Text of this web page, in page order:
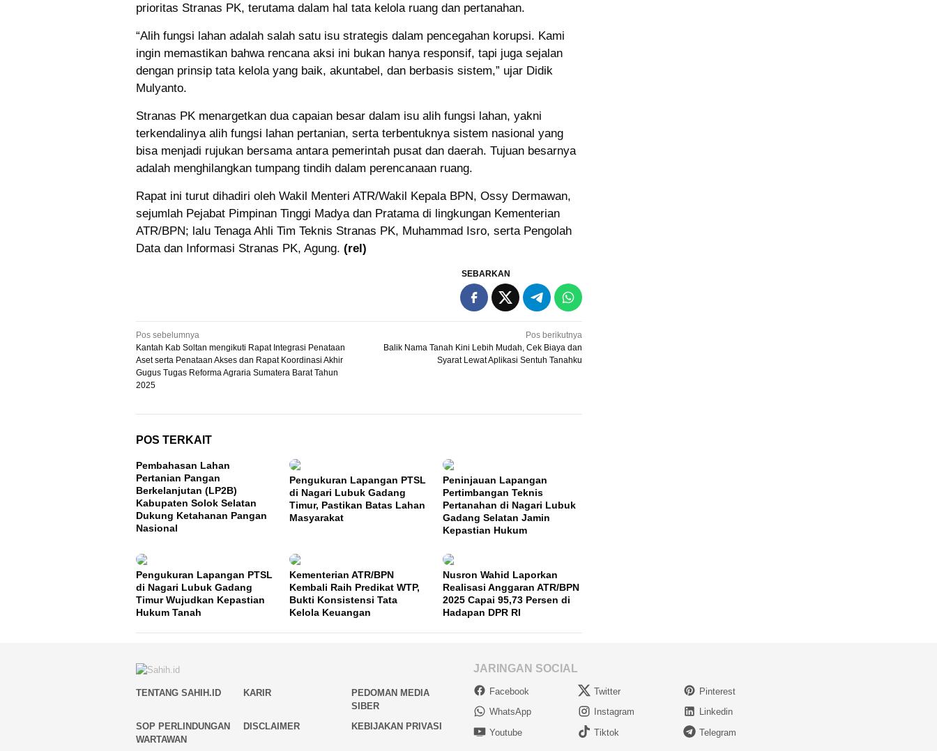
prioritas Stranas PK, terutama dalam hal tata kelola ruang dan pertanahan.
“Alih fungsi lahan adalah salah satu isu strategis dalam pencegahan korupsi. Kami
ingin memastikan bahwa rencana aksi ini bukan hanya responsif, tapi juga sejalan
dengan prinsip tata kelola yang baik, akuntabel, dan berbasis sistem,” ujar Didik
Mulyanto.
Stranas PK menargetkan dua capaian besar dalam isu alih fungsi lahan, yakni
terkendalinya alih fungsi lahan pertanian, serta terbentuknya sistem nasional yang
bisa menjadi rujukan bersama antara pemerintah pusat dan daerah. Tujuan besarnya
adalah menghilangkan tumpang tindih dalam perencanaan ruang.
Rapat ini turut dihadiri oleh Wakil Menteri ATR/Wakil Kepala BPN, Ossy Dermawan,
sejumlah Pejabat Pimpinan Tinggi Madya dan Pratama di lingkungan Kementerian
ATR/BPN; lalu Tenaga Ahli Tim Teknis Stranas PK, Muhammad Isro, serta Pengolah
Data dan Informasi Stranas PK, Agung. (rel)
SEBARKAN
Navigasi
pos
Pos sebelumnya
Kantah Kab Soltan mengikuti Rapat Integrasi Penataan
Aset serta Penataan Akses dan Rapat Koordinasi Akhir
Gugus Tugas Reforma Agraria Sumatera Barat Tahun
2025
Pos berikutnya
Balik Nama Tanah Kini Lebih Mudah, Cek Biaya dan
Syarat Lewat Aplikasi Sentuh Tanahku
POS TERKAIT
Pembahasan Lahan
Pertanian Pangan
Berkelanjutan (LP2B)
Kabupaten Solok Selatan
Dukung Ketahanan Pangan
Nasional
Pengukuran Lapangan PTSL
di Nagari Lubuk Gadang
Timur, Pastikan Batas Lahan
Masyarakat
Peninjauan Lapangan
Pertimbangan Teknis
Pertanahan di Nagari Lubuk
Gadang Selatan Jamin
Kepastian Hukum
Pengukuran Lapangan PTSL
di Nagari Lubuk Gadang
Timur Wujudkan Kepastian
Hukum Tanah
Kementerian ATR/BPN
Kembali Raih Predikat WTP,
Bukti Konsistensi Tata
Kelola Keuangan
Nusron Wahid Laporkan
Realisasi Anggaran ATR/BPN
2025 Capai 95,73 Persen di
Hadapan DPR RI
TENTANG SAHIH.ID KARIR
PEDOMAN MEDIA
SIBER
SOP PERLINDUNGAN
WARTAWAN
DISCLAIMER KEBIJAKAN PRIVASI
JARINGAN SOCIAL
Facebook Twitter
Pinterest
WhatsApp
Instagram
Linkedin
Youtube
Tiktok Telegram